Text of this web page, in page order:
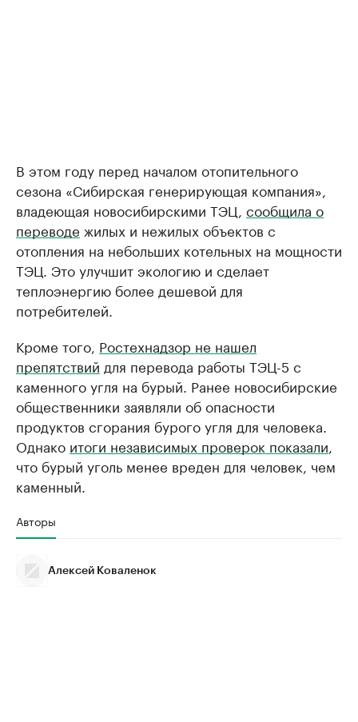
В этом году перед началом отопительного
сезона «Сибирская генерирующая компания»,
владеющая новосибирскими ТЭЦ, сообщила о
переводе жилых и нежилых объектов с
отопления на небольших котельных на мощности
ТЭЦ. Это улучшит экологию и сделает
теплоэнергию более дешевой для
потребителей.
Кроме того, Ростехнадзор не нашел
препятствий для перевода работы ТЭЦ-5 с
каменного угля на бурый. Ранее новосибирские
общественники заявляли об опасности
продуктов сгорания бурого угля для человека.
Однако итоги независимых проверок показали,
что бурый уголь менее вреден для человек, чем
каменный.
Авторы
Алексей Коваленок